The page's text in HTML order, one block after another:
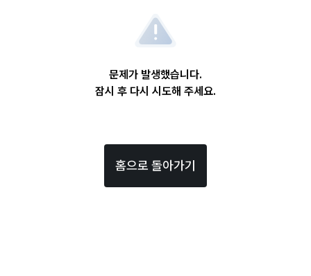
문제가 발생했습니다.
잠시 후 다시 시도해 주세요.
홈으로 돌아가기